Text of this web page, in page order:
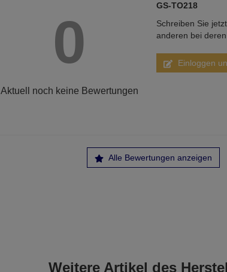
0
Aktuell noch keine Bewertungen
GS-TO218
Schreiben Sie
anderen bei
Einloggen
Alle Bewertungen anzeigen
Weitere Artikel des